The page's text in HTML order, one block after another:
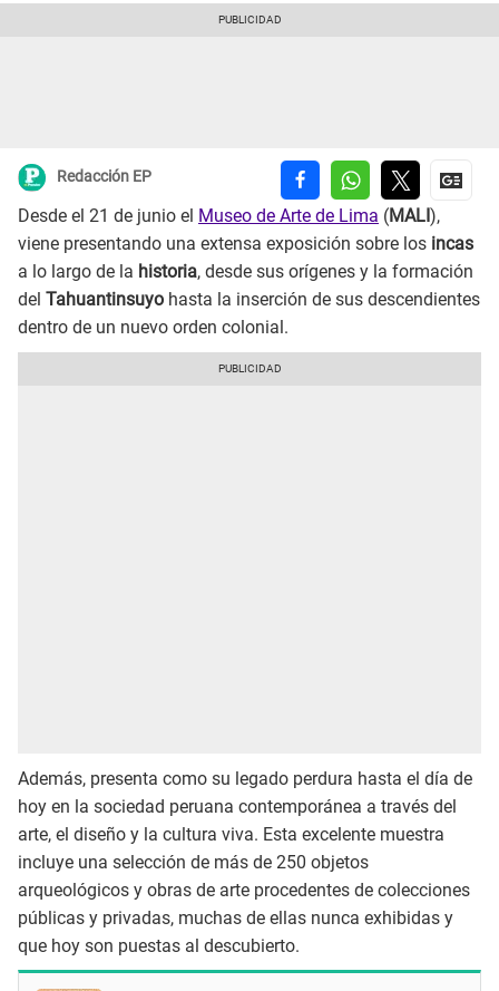
Redacción EP
Desde el 21 de junio el Museo de Arte de Lima (MALI ),
viene presentando una extensa exposición sobre los incas
a lo largo de la historia, desde sus orígenes y la formación
del Tahuantinsuyo hasta la inserción de sus descendientes
dentro de un nuevo orden colonial.
Además, presenta como su legado perdura hasta el día de
hoy en la sociedad peruana contemporánea a través del
arte, el diseño y la cultura viva. Esta excelente muestra
incluye una selección de más de 250 objetos
arqueológicos y obras de arte procedentes de colecciones
públicas y privadas, muchas de ellas nunca exhibidas y
que hoy son puestas al descubierto.